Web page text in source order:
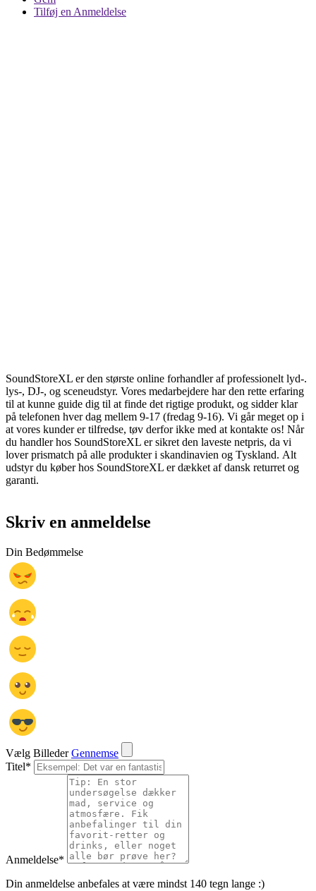
Tilføj en Anmeldelse
SoundStoreXL er den største online forhandler af professionelt lyd-.
lys-, DJ-, og sceneudstyr. Vores medarbejdere har den rette erfaring
til at kunne guide dig til at finde det rigtige produkt, og sidder klar
på telefonen hver dag mellem 9-17 (fredag 9-16). Vi går meget op i
at vores kunder er tilfredse, tøv derfor ikke med at kontakte os! Når
du handler hos SoundStoreXL er sikret den laveste netpris, da vi
lover prismatch på alle produkter i skandinavien og Tyskland. Alt
udstyr du køber hos SoundStoreXL er dækket af dansk returret og
garanti.
Skriv en anmeldelse
Din Bedømmelse
Vælg Billeder Gennemse
Titel*
Anmeldelse*
Din anmeldelse anbefales at være mindst 140 tegn lange :)